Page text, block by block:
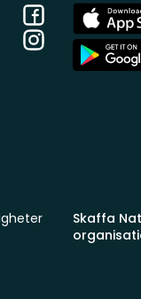
Facebook
Instagram
App
Store
App
Store
Skaffa